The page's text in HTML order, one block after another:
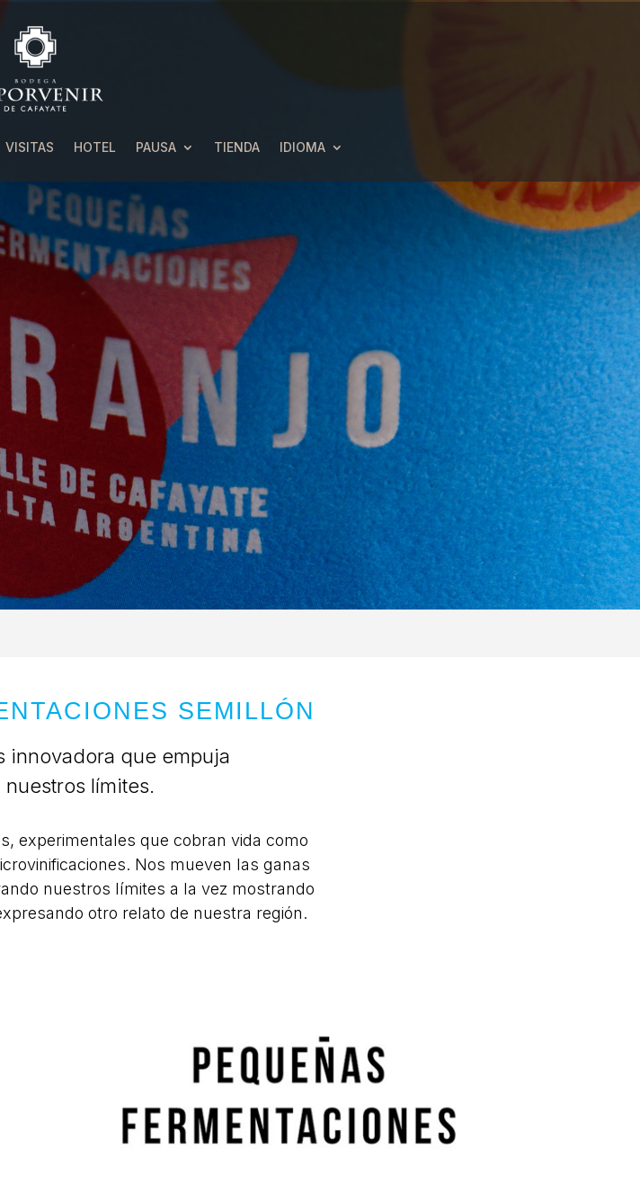
VISITAS HOTEL PAUSA TIENDA IDIOMA
SEMILLÓN
innovadora que empuja
límites.
experimentales que cobran vida como
Nos mueven las ganas
nuestros límites a la vez mostrando
otro relato de nuestra región.